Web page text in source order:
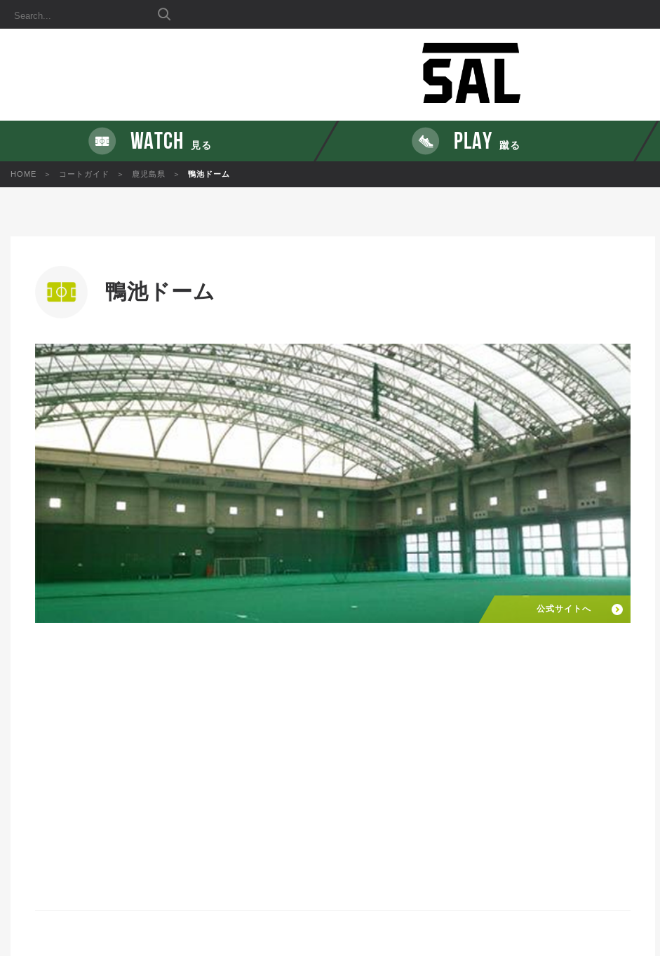
WATCH 見る PLAY 蹴る
HOME コートガイド 鹿児島県 鴨池ドーム
鴨池ドーム
公式サイトへ